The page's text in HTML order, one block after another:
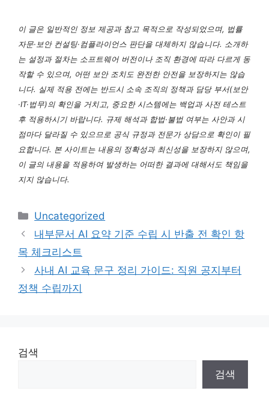
이 글은 일반적인 정보 제공과 참고 목적으로 작성되었으며, 법률
자문·보안 컨설팅·컴플라이언스 판단을 대체하지 않습니다. 소개하
는 설정과 절차는 소프트웨어 버전이나 조직 환경에 따라 다르게 동
작할 수 있으며, 어떤 보안 조치도 완전한 안전을 보장하지는 않습
니다. 실제 적용 전에는 반드시 소속 조직의 정책과 담당 부서(보안
·IT·법무)의 확인을 거치고, 중요한 시스템에는 백업과 사전 테스트
후 적용하시기 바랍니다. 규제 해석과 합법·불법 여부는 사안과 시
점마다 달라질 수 있으므로 공식 규정과 전문가 상담으로 확인이 필
요합니다. 본 사이트는 내용의 정확성과 최신성을 보장하지 않으며,
이 글의 내용을 적용하여 발생하는 어떠한 결과에 대해서도 책임을
지지 않습니다.
카
테
리
Uncategorized
내부문서 AI 요약 기준 수립 시 반출 전 확인 항
목 체크리스트
사내 AI 교육 문구 정리 가이드: 직원 공지부터
정책 수립까지
검색
검색